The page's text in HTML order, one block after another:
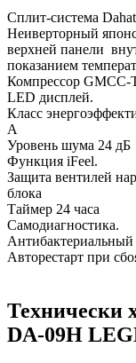
Сплит-система
Неиверторный
верхней панели
показанием
Компрессор GMCC-
LED дисплей.
Класс
Уровень шума 24 дБ
Функция iFeel.
Защита вентилей
Таймер 24 часа
Самодиагностика.
Антибактериальный
Авторестарт при
Технически
DA-09H